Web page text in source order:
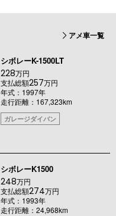
アメ車一覧
シボレーK-1500LT
228万円
支払総額257万円
年式：1997年
走行距離：167,323km
ガレージダイバン
シボレーK1500
248万円
支払総額274万円
年式：1993年
走行距離：24,968km